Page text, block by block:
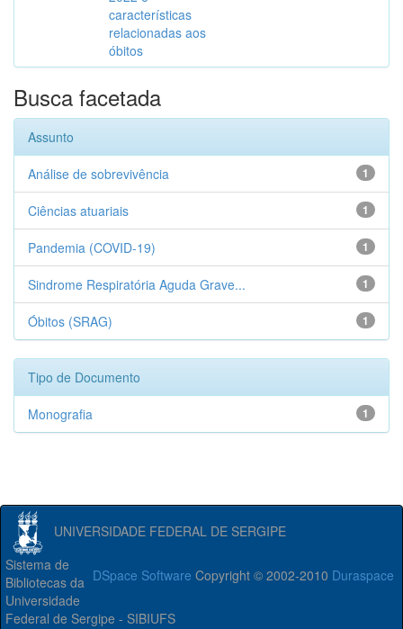
características
relacionadas aos
óbitos
Busca facetada
Assunto
1
Análise de sobrevivência
1
Ciências atuariais
1
Pandemia (COVID-19)
1
Sindrome Respiratória Aguda Grave...
1
Óbitos (SRAG)
Tipo de Documento
1
Monografia
UNIVERSIDADE FEDERAL DE SERGIPE
DSpace Software Copyright © 2002-2010 Duraspace
Sistema de
Bibliotecas da
Universidade
Federal de Sergipe - SIBIUFS